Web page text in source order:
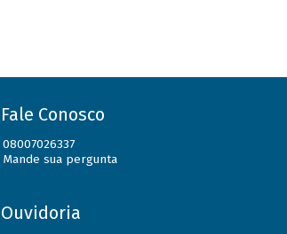
Fale Conosco
08007026337
Mande sua pergunta
Ouvidoria